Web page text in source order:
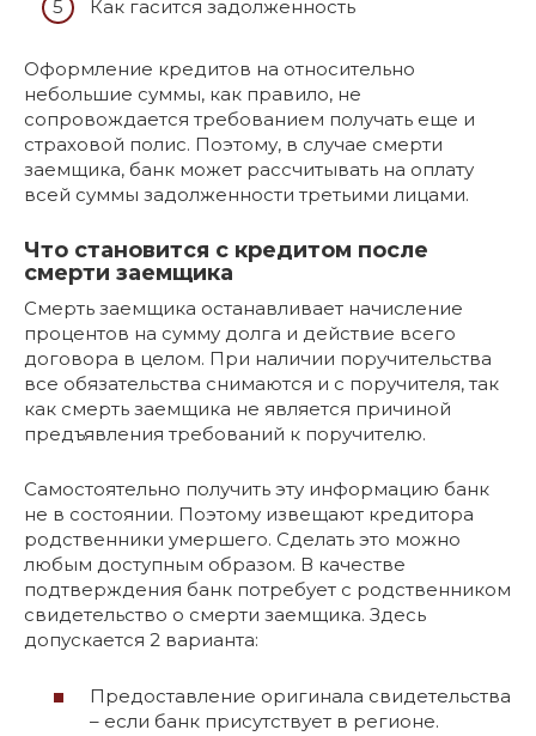
Как гасится задолженность
Оформление кредитов на относительно
небольшие суммы, как правило, не
сопровождается требованием получать еще и
страховой полис. Поэтому, в случае смерти
заемщика, банк может рассчитывать на оплату
всей суммы задолженности третьими лицами.
Что становится с кредитом после
смерти заемщика
Смерть заемщика останавливает начисление
процентов на сумму долга и действие всего
договора в целом. При наличии поручительства
все обязательства снимаются и с поручителя, так
как смерть заемщика не является причиной
предъявления требований к поручителю.
Самостоятельно получить эту информацию банк
не в состоянии. Поэтому извещают кредитора
родственники умершего. Сделать это можно
любым доступным образом. В качестве
подтверждения банк потребует с родственником
свидетельство о смерти заемщика. Здесь
допускается 2 варианта:
Предоставление оригинала свидетельства
– если банк присутствует в регионе.